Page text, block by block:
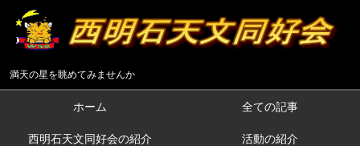
満天の星を眺めてみませんか
ホーム 全ての記事
西明石天文同好会の紹介 活動の紹介